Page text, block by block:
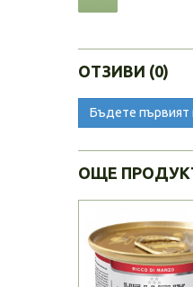
ОТЗИВИ (0)
Бъдете първият
ОЩЕ